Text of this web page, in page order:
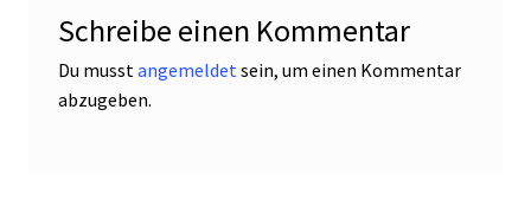
Schreibe einen Kommentar
Du musst angemeldet sein, um einen Kommentar
abzugeben.